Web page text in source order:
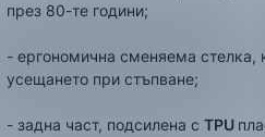
през 80-те години;
- ергономична сменяема стелка,
усещането при стъпване;
- задна част, подсилена с TPU